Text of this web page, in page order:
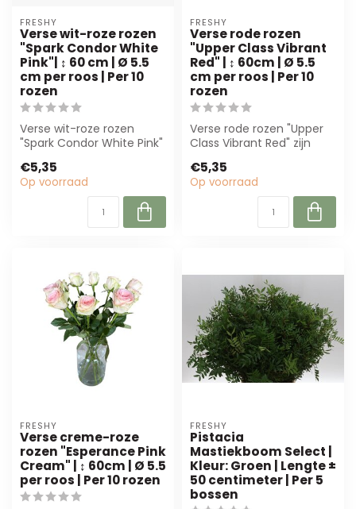
FRESHY
Verse wit-roze rozen
"Spark Condor White
Pink"| ↕ 60 cm | Ø 5.5
cm per roos | Per 10
rozen
Verse wit-roze rozen
"Spark Condor White Pink"
5,5 cm ...
€5,35
Op voorraad
FRESHY
Verse rode rozen
"Upper Class Vibrant
Red" | ↕ 60cm | Ø 5.5
cm per roos | Per 10
rozen
Verse rode rozen "Upper
Class Vibrant Red" zijn
boeketten. Met...
€5,35
Op voorraad
FRESHY
Verse creme-roze
rozen "Esperance Pink
Cream" | ↕ 60cm | Ø 5.5
per roos | Per 10 rozen
FRESHY
Pistacia
Mastiekboom Select |
Kleur: Groen | Lengte ±
50 centimeter | Per 5
bossen